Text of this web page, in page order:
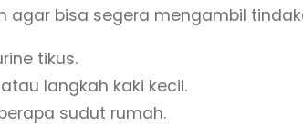
agar bisa segera mengambil
tikus.
langkah kaki kecil.
sudut rumah.